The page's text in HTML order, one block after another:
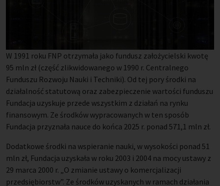
W 1991 roku FNP otrzymała jako fundusz założycielski kwotę
95 mln zł (część zlikwidowanego w 1990 r. Centralnego
Funduszu Rozwoju Nauki i Techniki). Od tej pory środki na
działalność statutową oraz zabezpieczenie wartości funduszu
Fundacja uzyskuje przede wszystkim z działań na rynku
finansowym. Ze środków wypracowanych w ten sposób
Fundacja przyznała nauce do końca 2025 r. ponad 571,1 mln zł.
Dodatkowe środki na wspieranie nauki, w wysokości ponad 51
mln zł, Fundacja uzyskała w roku 2003 i 2004 na mocy ustawy z
29 marca 2000 r. „O zmianie ustawy o komercjalizacji
przedsiębiorstw”. Ze środków uzyskanych w ramach działania